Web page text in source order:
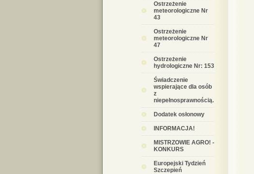
Ostrzeżenie
meteorologiczne Nr
43
Ostrzeżenie
meteorologiczne Nr
47
Ostrzeżenie
hydrologiczne Nr: 153
Świadczenie
wspierające dla osób
z
niepełnosprawnością.
Dodatek osłonowy
INFORMACJA!
MISTRZOWIE AGRO! -
KONKURS
Europejski Tydzień
Szczepień